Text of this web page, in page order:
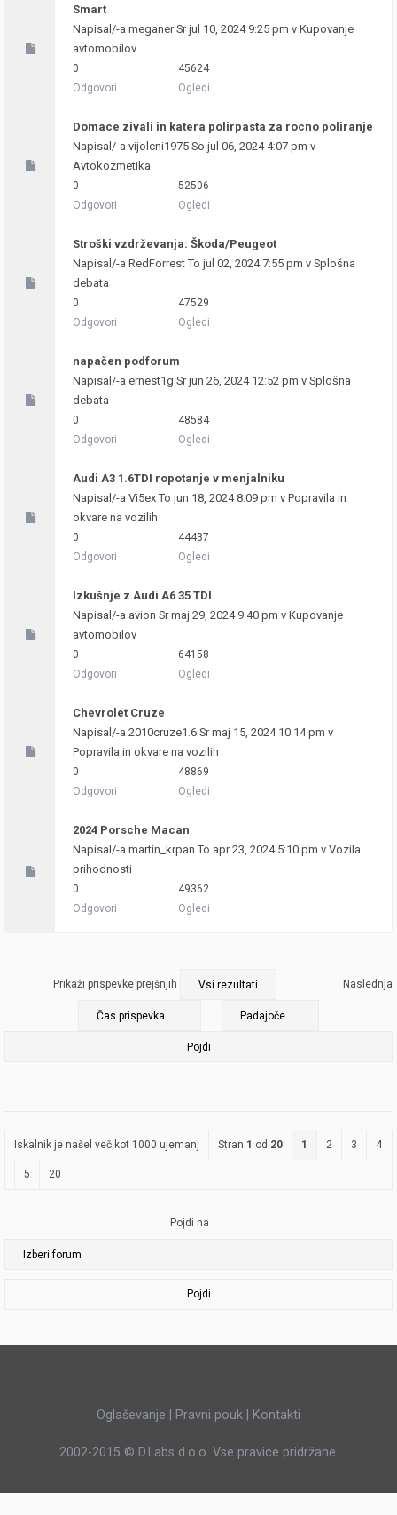
Smart
Napisal/-a meganerSr jul 10, 2024 9:25 pm v Kupovanje
avtomobilov
0
Odgovori
45624
Ogledi
Domace zivali in katera polirpasta za rocno poliranje
Napisal/-a vijolcni1975 So jul 06, 2024 4:07 pm v
Avtokozmetika
0
Odgovori
52506
Ogledi
Stroški vzdrževanja: Škoda/Peugeot
Napisal/-a RedForrestTo jul 02, 2024 7:55 pm v Splošna
debata
0
Odgovori
47529
Ogledi
napačen podforum
Napisal/-a ernest1g Sr jun 26, 2024 12:52 pm v Splošna
debata
0
Odgovori
48584
Ogledi
Audi A3 1.6TDI ropotanje v menjalniku
Napisal/-a Vi5exTo jun 18, 2024 8:09 pm v Popravila in
okvare na vozilih
0
Odgovori
44437
Ogledi
Izkušnje z Audi A6 35 TDI
Napisal/-a avion Sr maj 29, 2024 9:40 pm v Kupovanje
avtomobilov
0
Odgovori
64158
Ogledi
Chevrolet Cruze
Napisal/-a 2010cruze1.6 Sr maj 15, 2024 10:14 pm v
Popravila in okvare na vozilih
0
Odgovori
48869
Ogledi
2024 Porsche Macan
Napisal/-a martin_krpan To apr 23, 2024 5:10 pm v Vozila
prihodnosti
0
Odgovori
49362
Ogledi
Naslednja
Prikaži prispevke prejšnjih
Iskalnik je našel več kot 1000 ujemanj Stran 1 od 20 1 2 3 4
5 20
Pojdi na
Pojdi
Oglaševanje Pravni pouk Kontakti
2002-2015 © D.Labs d.o.o. Vse pravice pridržane.